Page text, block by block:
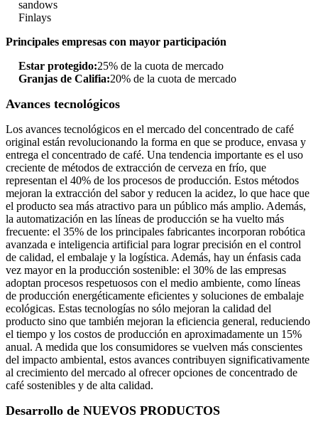
sandows
Finlays
Principales empresas con mayor participación
Estar protegido:25% de la cuota de mercado
Granjas de Califia:20% de la cuota de mercado
Avances tecnológicos
Los avances tecnológicos en el mercado del concentrado de café
original están revolucionando la forma en que se produce, envasa y
entrega el concentrado de café. Una tendencia importante es el uso
creciente de métodos de extracción de cerveza en frío, que
representan el 40% de los procesos de producción. Estos métodos
mejoran la extracción del sabor y reducen la acidez, lo que hace que
el producto sea más atractivo para un público más amplio. Además,
la automatización en las líneas de producción se ha vuelto más
frecuente: el 35% de los principales fabricantes incorporan robótica
avanzada e inteligencia artificial para lograr precisión en el control
de calidad, el embalaje y la logística. Además, hay un énfasis cada
vez mayor en la producción sostenible: el 30% de las empresas
adoptan procesos respetuosos con el medio ambiente, como líneas
de producción energéticamente eficientes y soluciones de embalaje
ecológicas. Estas tecnologías no sólo mejoran la calidad del
producto sino que también mejoran la eficiencia general, reduciendo
el tiempo y los costos de producción en aproximadamente un 15%
anual. A medida que los consumidores se vuelven más conscientes
del impacto ambiental, estos avances contribuyen significativamente
al crecimiento del mercado al ofrecer opciones de concentrado de
café sostenibles y de alta calidad.
Desarrollo de NUEVOS PRODUCTOS